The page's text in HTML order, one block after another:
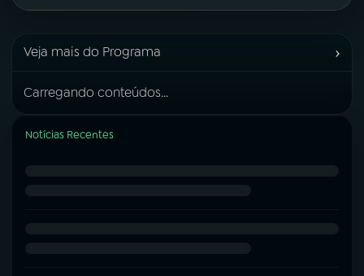
Veja mais do Programa ›
Carregando conteúdos...
Notícias Recentes